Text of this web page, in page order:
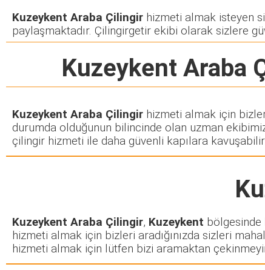
Kuzeykent Araba Çilingir hizmeti almak isteyen
paylaşmaktadır. Çilingirgetir ekibi olarak sizlere
Kuzeykent Araba
Kuzeykent Araba Çilingir hizmeti almak için
durumda olduğunun bilincinde olan uzman
çilingir hizmeti ile daha güvenli kapılara
Kuzeykent Araba Çilingir, Kuzeykent
hizmeti almak için bizleri aradığınızda sizleri
hizmeti almak için lütfen bizi aramaktan